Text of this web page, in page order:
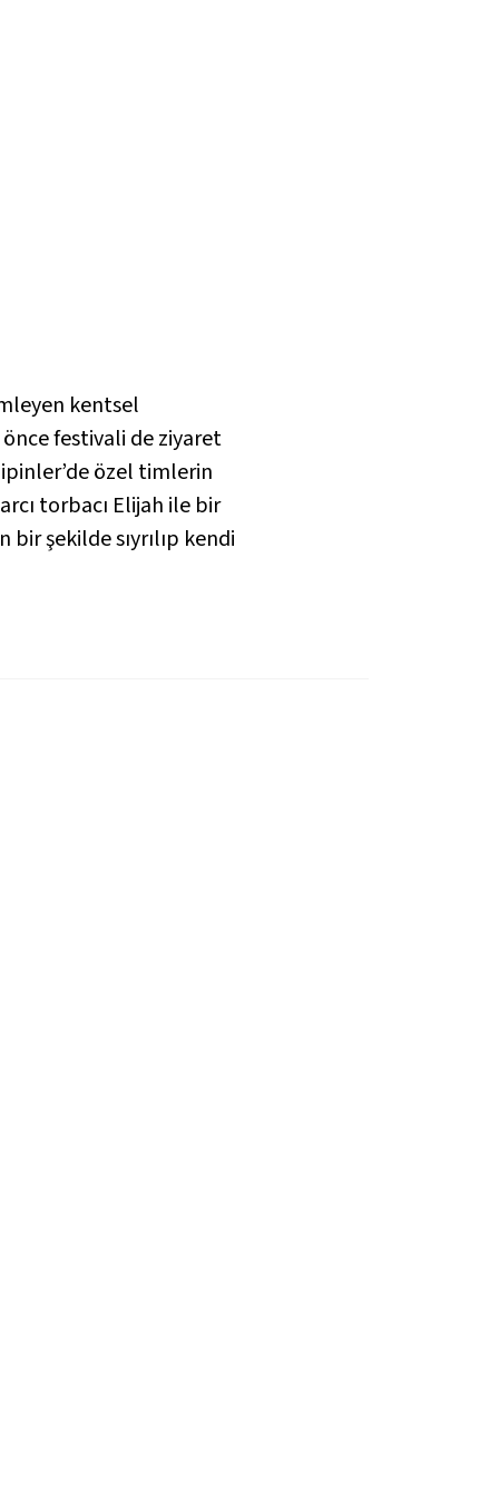
kentsel
festivali de ziyaret
özel timlerin
torbacı Elijah ile bir
bir şekilde sıyrılıp kendi